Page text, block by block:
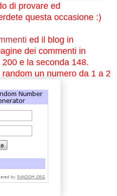
di provare ed
questa occasione :)
ed il blog in
dei commenti in
e la seconda 148.
un numero da 1 a 2